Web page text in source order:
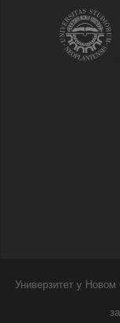
Универзитет у